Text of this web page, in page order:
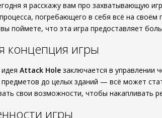
я расскажу вам про захватывающую
погребающего в себя всё на
поймете, что эта игра предоставляет
концепция игры
Attack Hole заключается в управлении
до целых зданий — всё может
свои возможности, чтобы накапливать
игры